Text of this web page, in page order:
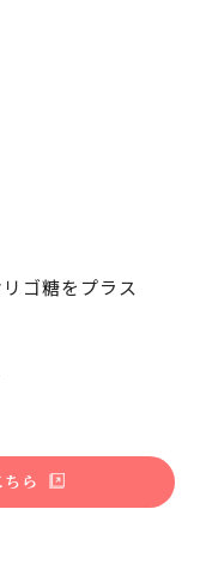
ゴ糖をプラス
ら